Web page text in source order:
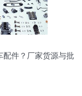
配件？厂家货源与批